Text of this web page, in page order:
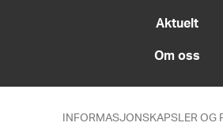
Aktuelt
Om oss
INFORMASJONSKAPSLER OG